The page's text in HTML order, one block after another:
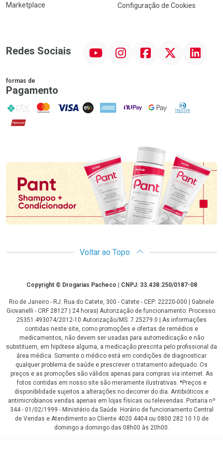
Marketplace
Configuração de Cookies
Redes Sociais InstagramFacebook Linkedin
formas de
Pagamento
PIX MasterCard
VISA ELO AMEX NuPay Google PayDiners Club
Hipercard
Promoção em Destaque
Voltar ao Topo
CopyrightCopyright © Drogarias Pacheco | CNPJ: 33.438.250/0187-08
Rio de Janeiro - RJ: Rua do Catete, 300 - Catete - CEP: 22220-000 | Gabriele
Giovanelli - CRF 28127 | 24 horas| Autorização de funcionamento: Processo:
25351.493074/2012-10 Autorização/MS: 7.25279.0 | As informações
contidas neste site, como promoções e ofertas de remédios e
medicamentos, não devem ser usadas para automedicação e não
substituem, em hipótese alguma, a medicação prescrita pelo profissional da
área médica. Somente o médico está em condições de diagnosticar
qualquer problema de saúde e prescrever o tratamento adequado. Os
preços e as promoções são válidos apenas para compras via internet. As
fotos contidas em nosso site são meramente ilustrativas. *Preços e
disponibilidade sujeitos a alterações no decorrer do dia. Antibióticos e
antimicrobianos vendas apenas em lojas físicas ou televendas. Portaria nº
344 - 01/02/1999 - Ministério da Saúde. Horário de funcionamento Central
de Vendas e Atendimento ao Cliente 4020 4404 ou 0800 282 10 10 de
domingo a domingo das 08h00 às 20h00.